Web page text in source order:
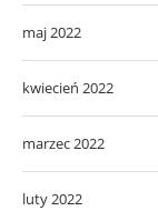
maj 2022
kwiecień 2022
marzec 2022
luty 2022